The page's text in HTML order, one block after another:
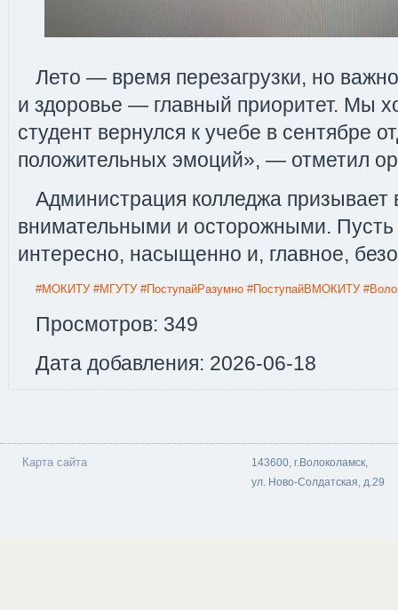
Лето — время перезагрузки, но
и здоровье — главный приоритет. Мы
студент вернулся к учебе в сентябре
положительных эмоций», — отметил
Администрация колледжа призывает
внимательными и осторожными. Пусть
интересно, насыщенно и, главное,
#МОКИТУ #МГУТУ #ПоступайРазумно #ПоступайВМОКИТУ
Просмотров: 349
Дата добавления: 2026-06-18
Карта сайта
143600, г.Волоколамск,
ул. Ново-Солдатская, д.29